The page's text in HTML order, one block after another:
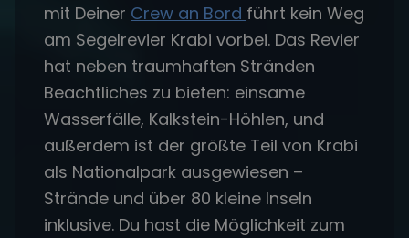
mit Deiner Crew an Bord führt kein Weg
am Segelrevier Krabi vorbei. Das Revier
hat neben traumhaften Stränden
Beachtliches zu bieten: einsame
Wasserfälle, Kalkstein-Höhlen, und
außerdem ist der größte Teil von Krabi
als Nationalpark ausgewiesen –
Strände und über 80 kleine Inseln
inklusive. Du hast die Möglichkeit zum